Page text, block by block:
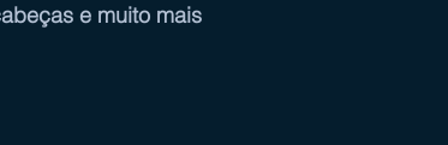
Nordic Darksiders Warmastered
e muito mais